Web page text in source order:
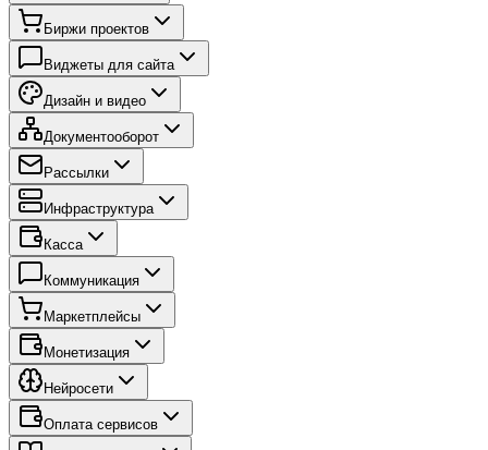
Биржи проектов
Виджеты для сайта
Дизайн и видео
Документооборот
Рассылки
Инфраструктура
Касса
Коммуникация
Маркетплейсы
Монетизация
Нейросети
Оплата сервисов